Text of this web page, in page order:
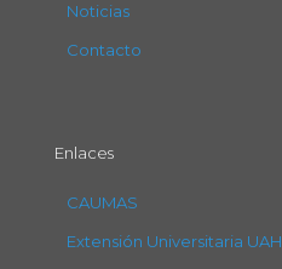
Noticias
Contacto
Enlaces
CAUMAS
Extensión Universitaria UAH